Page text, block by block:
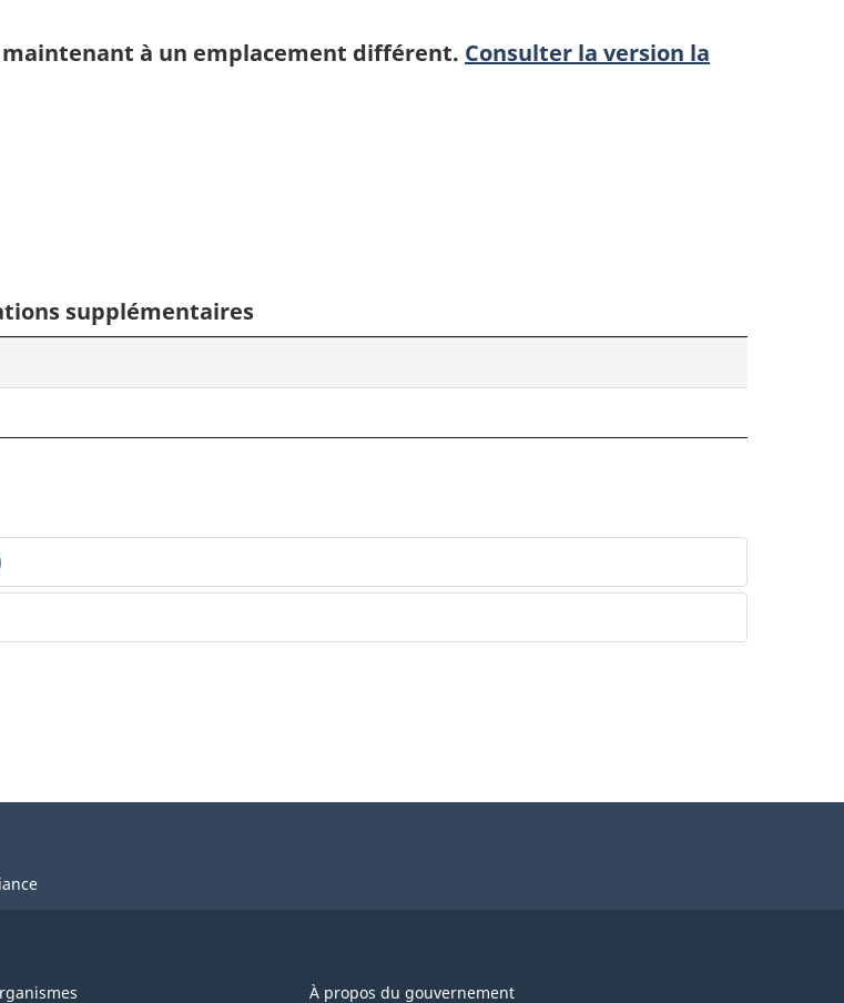
à un emplacement différent. Consulter la version la
supplémentaires
À propos du gouvernement